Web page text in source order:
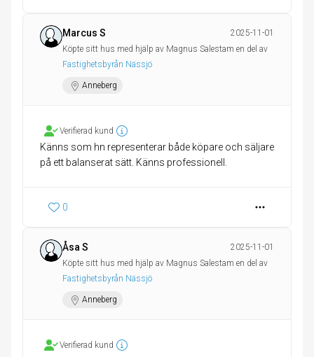
Marcus S
2025-11-01
Köpte sitt hus med hjälp av Magnus Salestam en del av
Fastighetsbyrån Nässjö
Anneberg
Verifierad kund
Känns som hn representerar både köpare och säljare
på ett balanserat sätt. Känns professionell.
0
Åsa S
2025-11-01
Köpte sitt hus med hjälp av Magnus Salestam en del av
Fastighetsbyrån Nässjö
Anneberg
Verifierad kund